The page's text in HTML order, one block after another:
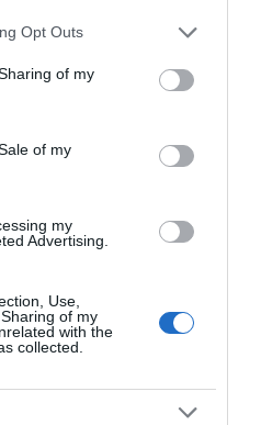
uses one or more Google
behaviour. You may click to
and its third-party tags to
purposes in below Google
Opt Outs
of my
of my
my
Advertising.
Use,
of my
with the
collected.
όλες τις ειδήσεις